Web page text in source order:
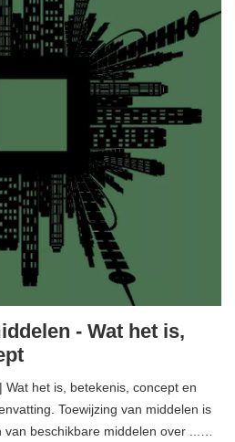
- Wat het is,
Wat het is, betekenis, concept en
Toewijzing van middelen is
beschikbare middelen over ...…